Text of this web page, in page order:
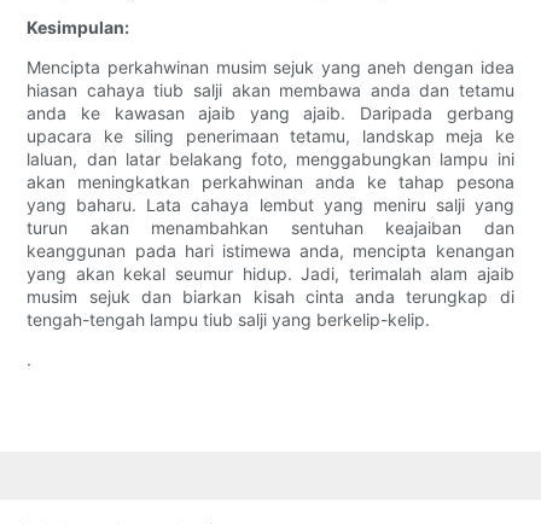
Kesimpulan:
Mencipta perkahwinan musim sejuk yang aneh dengan idea
hiasan cahaya tiub salji akan membawa anda dan tetamu
anda ke kawasan ajaib yang ajaib. Daripada gerbang
upacara ke siling penerimaan tetamu, landskap meja ke
laluan, dan latar belakang foto, menggabungkan lampu ini
akan meningkatkan perkahwinan anda ke tahap pesona
yang baharu. Lata cahaya lembut yang meniru salji yang
turun akan menambahkan sentuhan keajaiban dan
keanggunan pada hari istimewa anda, mencipta kenangan
yang akan kekal seumur hidup. Jadi, terimalah alam ajaib
musim sejuk dan biarkan kisah cinta anda terungkap di
tengah-tengah lampu tiub salji yang berkelip-kelip.
.